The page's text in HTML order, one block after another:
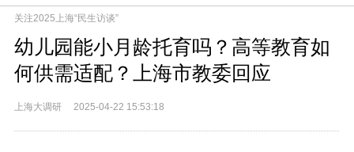
关注2025上海“民生访谈”
幼儿园能小月龄托育吗？高等教育如
何供需适配？上海市教委回应
上海大调研 2025-04-22 15:53:18